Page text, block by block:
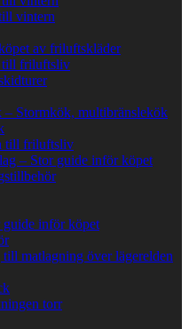
vintern
av friluftskläder
till friluftsliv
Stormkök, multibränslekök
till friluftsliv
– Stor guide inför köpet
guide inför köpet
matlagning över lägerelden
torr